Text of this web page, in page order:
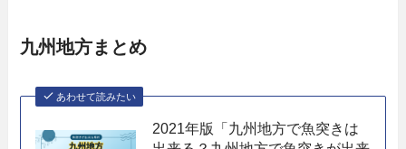
九州地方まとめ
あわせて読みたい
2021年版「九州地方で魚突きは